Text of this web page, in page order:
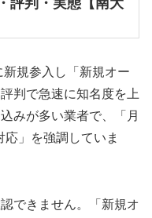
規参入し「新規オー
判で急速に知名度を上
みが多い業者で、「月
」を強調していま
できません。「新規オ